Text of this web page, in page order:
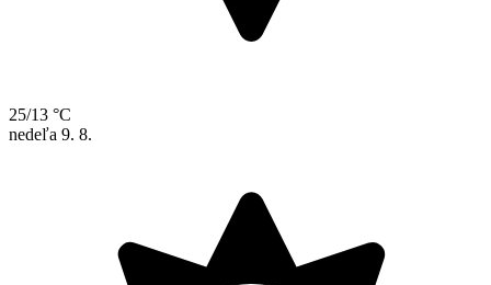
25/13 °C
nedeľa 9. 8.